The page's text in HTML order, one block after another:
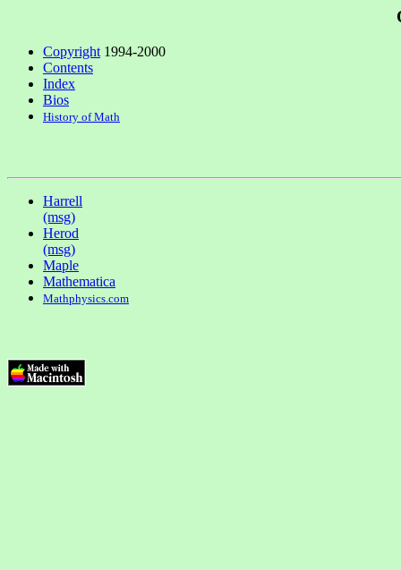
Copyright 1994-2000
Contents
Index
Bios
History of Math
Harrell
(msg)
Herod
(msg)
Maple
Mathematica
Mathphysics.com